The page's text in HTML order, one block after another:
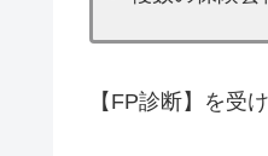
【FP診断】を受